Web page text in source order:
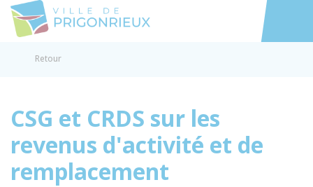
Accéder
Retour
CSG et CRDS sur les
revenus d'activité et de
remplacement